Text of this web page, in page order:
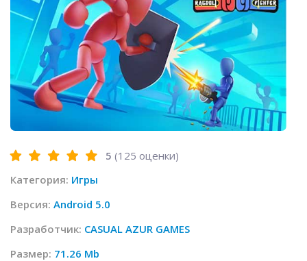
5 (125 оценки)
Категория: Игры
Версия: Android 5.0
Разработчик: CASUAL AZUR GAMES
Размер: 71.26 Mb